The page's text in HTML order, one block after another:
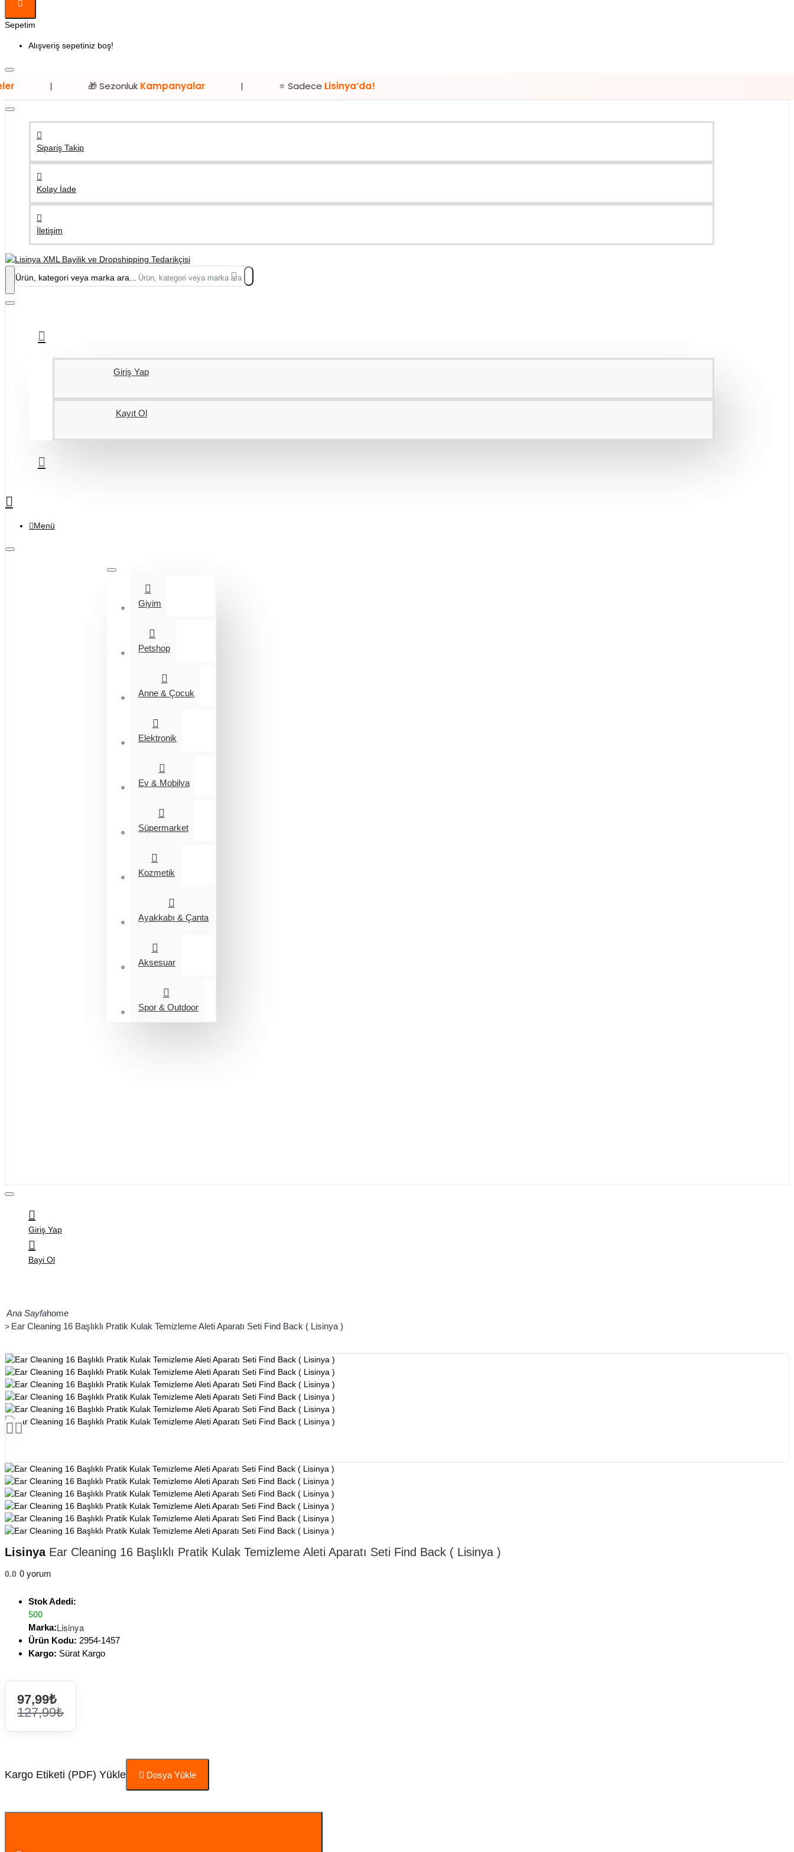
Sepetim
Alışveriş sepetiniz boş!
🎁 Sezonluk Kampanyalar | ⭐ Sadece Lisinya’da!
Sipariş Takip
Kolay İade
İletişim
Ürün, kategori veya marka ara...
Giriş Yap
Kayıt Ol
Menü
Giyim
Petshop
Anne & Çocuk
Elektronik
Ev & Mobilya
Süpermarket
Kozmetik
Ayakkabı & Çanta
Aksesuar
Spor & Outdoor
Giriş Yap
Bayi Ol
home
Ear Cleaning 16 Başlıklı Pratik Kulak Temizleme Aleti Aparatı Seti Find Back ( Lisinya )
LisinyaEar Cleaning 16 Başlıklı Pratik Kulak Temizleme Aleti Aparatı Seti Find Back ( Lisinya )
0.0 0 yorum
Stok Adedi:
500
Marka:Lisinya
Ürün Kodu: 2954-1457
Kargo: Sürat Kargo
97,99₺
127,99₺
Kargo Etiketi (PDF) Yükle Dosya Yükle